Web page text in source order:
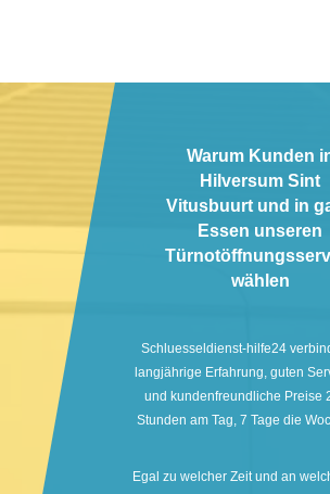
Warum Kunden
Hilversum Sint
Vitusbuurt und in
Essen unseren
wählen
Schluesseldienst-hilfe24
langjährige Erfahrung, guten
und kundenfreundliche Preise
Stunden am Tag, 7 Tage die
Egal zu welcher Zeit und an